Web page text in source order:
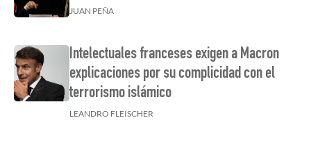
JUAN PEÑA
Intelectuales franceses exigen a Macron
explicaciones por su complicidad con el
terrorismo islámico
LEANDRO FLEISCHER